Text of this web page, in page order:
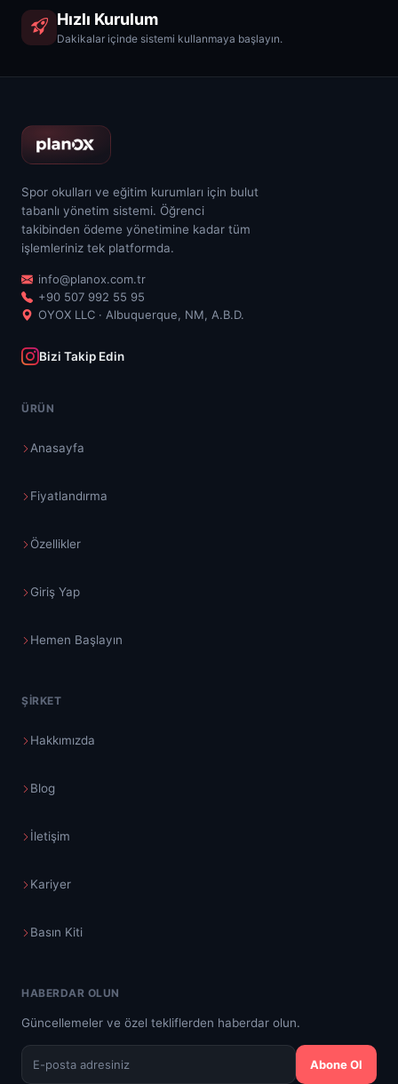
Hızlı Kurulum
Dakikalar içinde sistemi kullanmaya başlayın.
Spor okulları ve eğitim kurumları için bulut
tabanlı yönetim sistemi. Öğrenci
takibinden ödeme yönetimine kadar tüm
işlemleriniz tek platformda.
info@planox.com.tr
+90 507 992 55 95
OYOX LLC · Albuquerque, NM, A.B.D.
Bizi Takip Edin
ÜRÜN
Anasayfa
Fiyatlandırma
Özellikler
Giriş Yap
Hemen Başlayın
ŞIRKET
Hakkımızda
Blog
İletişim
Kariyer
Basın Kiti
HABERDAR OLUN
Güncellemeler ve özel tekliflerden haberdar olun.
Abone Ol